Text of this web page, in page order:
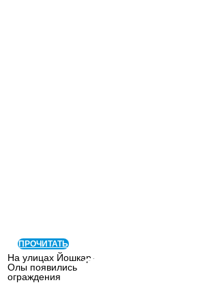
СОДЕРЖАНИЕ
ПРОЧИТАТЬ
На улицах Йошкар-
Олы появились
ограждения